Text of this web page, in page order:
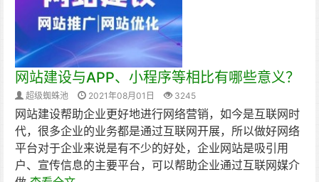
网站建设与APP、小程序等相比有哪些意义？
超级蜘蛛池 2021年08月01日 3245
网站建设帮助企业更好地进行网络营销，如今是互联网时
代，很多企业的业务都是通过互联网开展，所以做好网络
平台对于企业来说是有不少的好处，企业网站是吸引用
户、宣传信息的主要平台，可以帮助企业通过互联网媒介